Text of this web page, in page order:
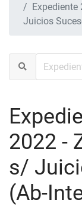
Juicios
2022 -
s/
(Ab-